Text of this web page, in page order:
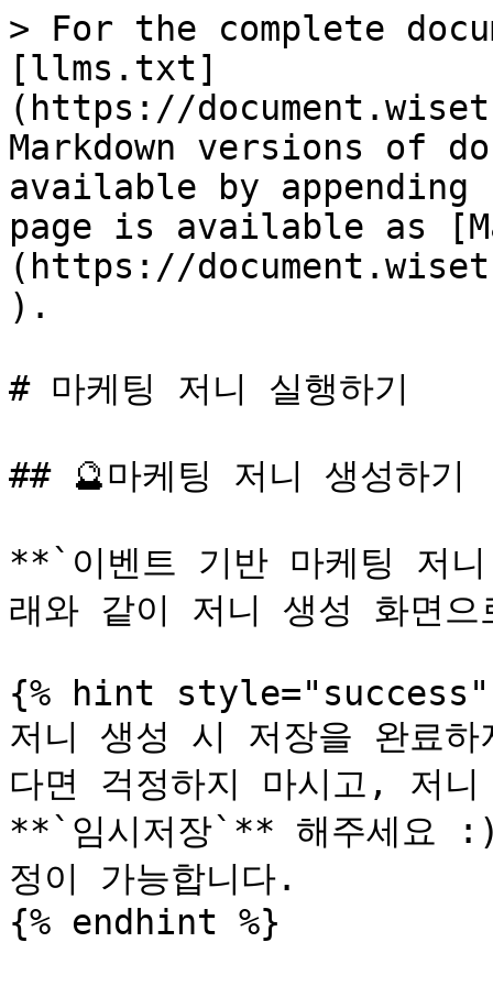
> For the complete
[llms.txt]
(https://
Markdown versions of
available by
page is available as
(https://
).
# 마케팅 저니 실행하기
## 🔮마케팅 저니 생성하기
**`이벤트 기반 마케팅 저
래와 같이 저니 생성 화면으
{% hint style="success"
저니 생성 시 저장을 완료
다면 걱정하지 마시고, 저
**`임시저장`** 해주세요
정이 가능합니다.
{% endhint %}